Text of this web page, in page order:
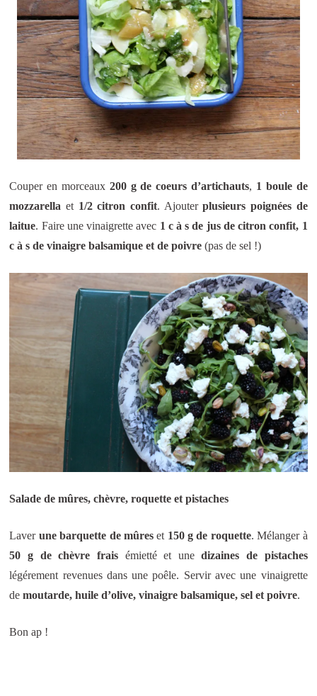
Couper en morceaux 200 g de coeurs d’artichauts, 1 boule de
mozzarella et 1/2 citron confit. Ajouterplusieurs poignées de
laitue. Faire une vinaigrette avec 1 c à s de jus de citron confit, 1
c à s de vinaigre balsamique et de poivre (pas de sel !)
Salade de mûres, chèvre, roquette et pistaches
Laver une barquette de mûreset 150 g de roquette. Mélanger à
50 g de chèvre fraisémietté et unedizaines de pistaches
légérement revenues dans une poêle. Servir avec une vinaigrette
demoutarde, huile d’olive, vinaigre balsamique, sel et poivre.
Bon ap !